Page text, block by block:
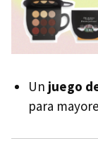
Un juego
para